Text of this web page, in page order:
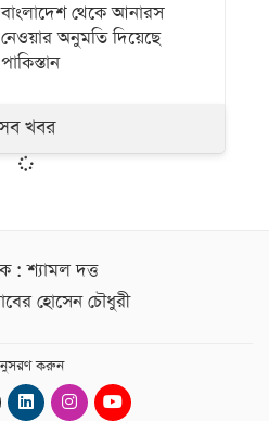
বাংলাদেশ থেকে আনারস
নেওয়ার অনুমতি দিয়েছে
পাকিস্তান
খবর
: শ্যামল দত্ত
হোসেন চৌধুরী
করুন